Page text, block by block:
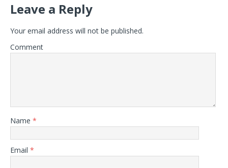
Leave a Reply
Your email address will not be published.
Comment
Name *
Email *